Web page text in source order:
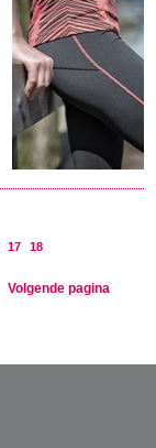
17 18
Volgende pagina